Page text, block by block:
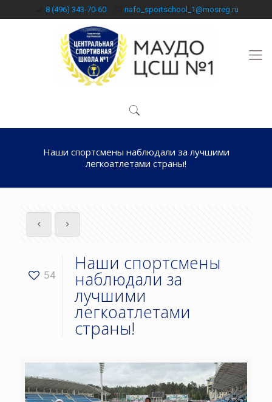
8 (496) 343-70-60 nafo_sportschool_1@mosreg.ru
Наши спортсмены наблюдали за лучшими
легкоатлетами страны!
54
Наши спортсмены
наблюдали за
лучшими
легкоатлетами
страны!